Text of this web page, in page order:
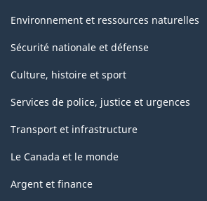
Environnement et ressources naturelles
Sécurité nationale et défense
Culture, histoire et sport
Services de police, justice et urgences
Transport et infrastructure
Le Canada et le monde
Argent et finance